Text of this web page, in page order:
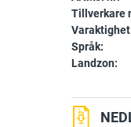
Tillverkare
Språk:
Landzon: